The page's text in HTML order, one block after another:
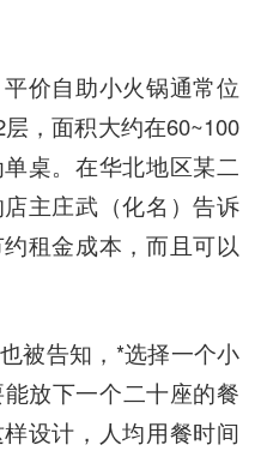
价自助小火锅通常位
，面积大约在60~100
桌。在华北地区某二
主庄武（化名）告诉
租金成本，而且可以
被告知，*选择一个小
放下一个二十座的餐
设计，人均用餐时间